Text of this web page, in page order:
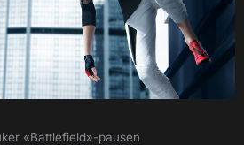
«Battlefield»-pausen